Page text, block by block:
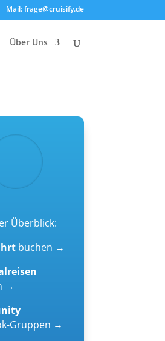
Mail: frage@cruisify.de
Über Uns
Überblick:
buchen →
→
Gruppen →